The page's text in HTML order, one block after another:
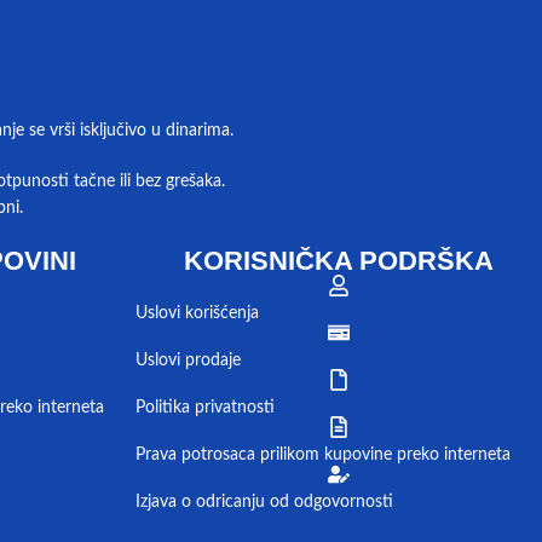
se vrši isključivo u dinarima.
tačne ili bez grešaka.
interneta
KORISNIČKA PODRŠKA
Uslovi korišćenja
Uslovi prodaje
Politika privatnosti
Prava potrosaca prilikom kupovine preko interneta
Izjava o odricanju od odgovornosti